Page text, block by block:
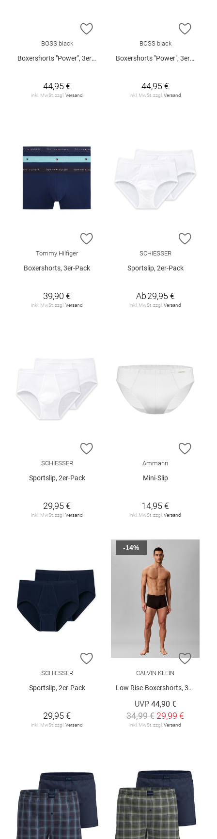
ZUR WUNSCHLISTE HINZUFÜGEN
BOSS black
Boxershorts "Power", 3er-Pack
44,95 €
inkl. MwSt. zzgl.Versand
ZUR
BOSS black
Boxershorts "Power", 3er-Pack
44,95 €
inkl. MwSt. zzgl.Versand
ZUR WUNSCHLISTE HINZUFÜGEN
Tommy Hilfiger
Boxershorts, 3er-Pack
39,90 €
inkl. MwSt. zzgl. Versand
ZUR
SCHIESSER
Sportslip, 2er-Pack
Ab29,95 €
inkl. MwSt. zzgl. Versand
ZUR WUNSCHLISTE HINZUFÜGEN
SCHIESSER
Sportslip, 2er-Pack
29,95 €
inkl. MwSt. zzgl. Versand
ZUR
Ammann
Mini-Slip
14,95 €
inkl. MwSt. zzgl. Versand
ZUR WUNSCHLISTE HINZUFÜGEN
SCHIESSER
Sportslip, 2er-Pack
29,95 €
inkl. MwSt. zzgl. Versand
ZUR
CALVIN KLEIN
Low Rise-Boxershorts, 3er-Pack
UVP 44,90 €
34,99 € 29,99 €
inkl. MwSt. zzgl. Versand
-14%